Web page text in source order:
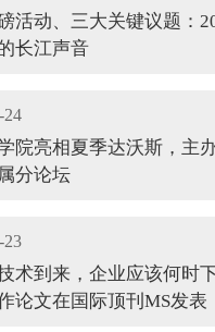
活动、三大关键议题：
长江声音
24
院亮相夏季达沃斯，主
分论坛
23
术到来，企业应该何时
论文在国际顶刊MS发表